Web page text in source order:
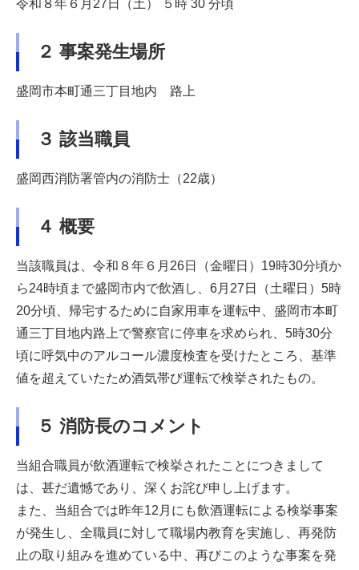
令和８年６月27日（土） ５時 30 分頃
２ 事案発生場所
盛岡市本町通三丁目地内 路上
３ 該当職員
盛岡西消防署管内の消防士（22歳）
４ 概要
当該職員は、令和８年６月26日（金曜日）19時30分頃か
ら24時頃まで盛岡市内で飲酒し、6月27日（土曜日）5時
20分頃、帰宅するために自家用車を運転中、盛岡市本町
通三丁目地内路上で警察官に停車を求められ、5時30分
頃に呼気中のアルコール濃度検査を受けたところ、基準
値を超えていたため酒気帯び運転で検挙されたもの。
５ 消防長のコメント
当組合職員が飲酒運転で検挙されたことにつきまして
は、甚だ遺憾であり、深くお詫び申し上げます。
また、当組合では昨年12月にも飲酒運転による検挙事案
が発生し、全職員に対して職場内教育を実施し、再発防
止の取り組みを進めている中、再びこのような事案を発